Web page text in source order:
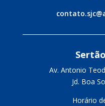
Av. Antonio
Jd. Boa
Horário